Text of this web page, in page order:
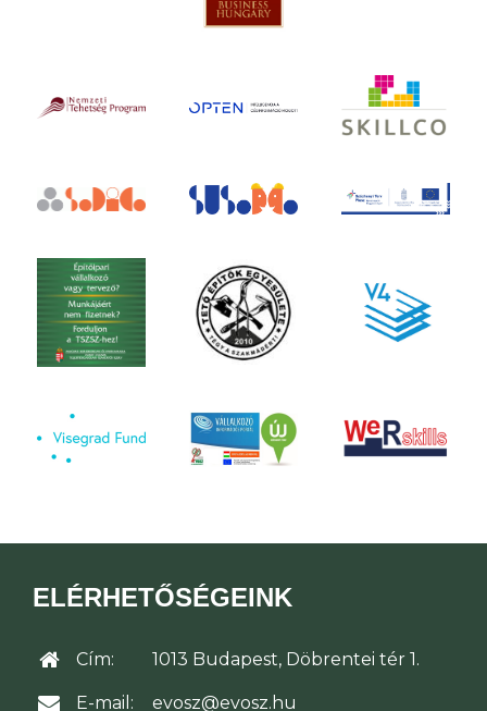
ELÉRHETŐSÉGEINK
Cím: 1013 Budapest, Döbrentei tér 1.
E-mail: evosz@evosz.hu